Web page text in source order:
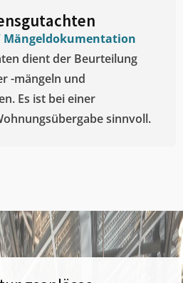
dient der Beurteilung
-mängeln und
Es ist bei einer
sinnvoll.